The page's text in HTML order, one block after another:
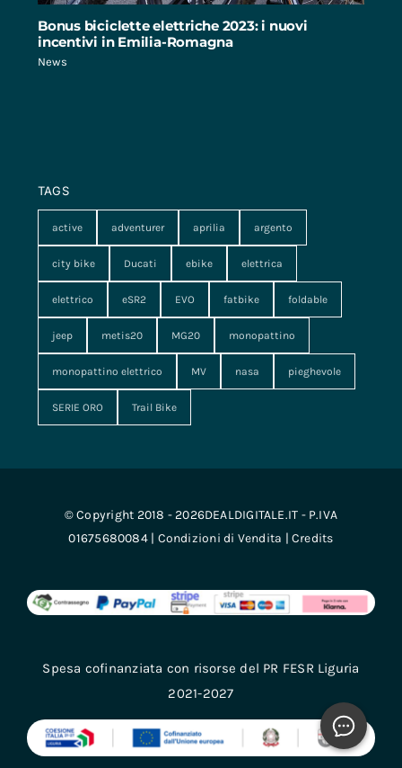
Bonus biciclette elettriche 2023: i nuovi
incentivi in Emilia-Romagna
News
TAGS
active adventurer aprilia argento
city bike Ducati ebike elettrica
elettrico eSR2 EVO fatbike foldable
jeep metis20 MG20 monopattino
monopattino elettrico MV nasa pieghevole
SERIE ORO Trail Bike
© Copyright 2018 - 2026DEALDIGITALE.IT - P.IVA
01675680084 | Condizioni di Vendita | Credits
Spesa cofinanziata con risorse del PR FESR Liguria
2021-2027